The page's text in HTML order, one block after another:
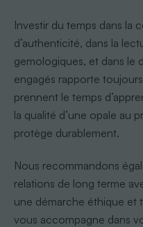
Investir du temps dans la
d’authenticité, dans la
gemologiques, et dans le
engagés rapporte
prennent le temps
la qualité d’une opale au
protège durablement.
Nous recommandons
relations de long terme
une démarche éthique et
vous accompagne dans